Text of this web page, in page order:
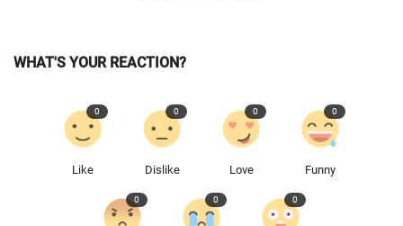
WHAT'S YOUR REACTION?
Like
0
Dislike
0
Love
0
Funny
0
0 0 0